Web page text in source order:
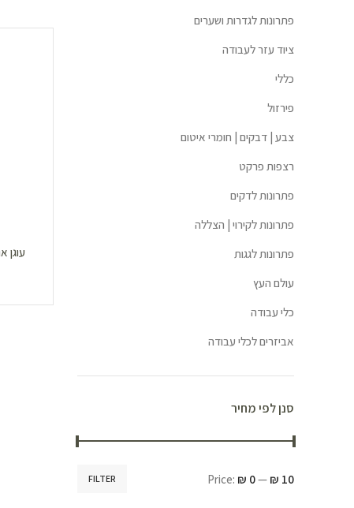
פתרונות לגדרות ושערים
ציוד עזר לעבודה
כללי
פירזול
צבע | דבקים | חומרי איטום
רצפות פרקט
פתרונות לדקים
פתרונות לקירוי | הצללה
פתרונות לגגות
עולם העץ
כלי עבודה
אביזרים לכלי עבודה
סנן לפי מחיר
FILTER Price: ₪ 0— ₪ 10